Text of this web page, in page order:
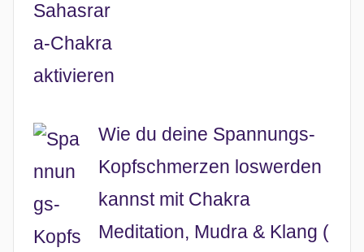
Wie du deine Spannungs-
Kopfschmerzen loswerden
kannst mit Chakra
Meditation, Mudra & Klang (